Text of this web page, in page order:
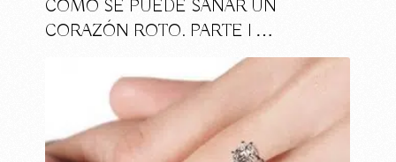
CÓMO SE PUEDE SANAR UN
CORAZÓN ROTO. PARTE I …